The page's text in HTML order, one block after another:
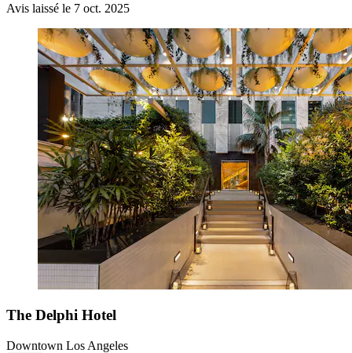
Avis laissé le 7 oct. 2025
The Delphi Hotel
Downtown Los Angeles